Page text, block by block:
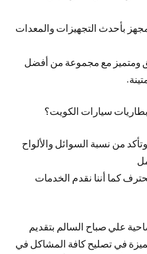
بأحدث التجهيزات والمعدات
ومتميز مع مجموعة من أفضل
سيارات الكويت؟
من نسبة السوائل والألواح
كما أننا نقدم الخدمات
علي صباح السالم بتقديم
في تصليح كافة المشاكل في